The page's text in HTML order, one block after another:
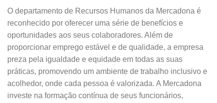
O departamento de Recursos Humanos da Mercadona é
reconhecido por oferecer uma série de benefícios e
oportunidades aos seus colaboradores. Além de
proporcionar emprego estável e de qualidade, a empresa
preza pela igualdade e equidade em todas as suas
práticas, promovendo um ambiente de trabalho inclusivo e
acolhedor, onde cada pessoa é valorizada. A Mercadona
investe na formação contínua de seus funcionários,